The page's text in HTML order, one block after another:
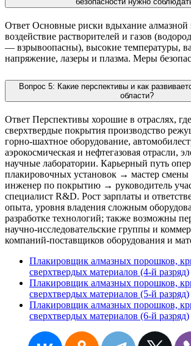
Ответ Основные риски вдыхание
воздействие растворителей и газов
— взрывоопасны), высокие температуры,
напряжение, лазеры и плазма. Меры
Вопрос 5: Какие перспективы и как
области?
Ответ Перспективы хорошие в отраслях,
сверхтвердые покрытия производство
горно‑шахтное оборудование,
аэрокосмическая и нефтегазовая отрасли,
научные лаборатории. Карьерный путь
плакировочных установок → мастер
инженер по покрытию → руководитель
специалист R&D. Рост зарплаты и
опыта, уровня владения сложным
разработке технологий; также возможны
научно‑исследовательские группы и
компаний-поставщиков оборудования и
Плакировщик алмазных порошков,
сверхтвердых материалов (4-й разряд)
Плакировщик алмазных порошков,
сверхтвердых материалов (5-й разряд)
Плакировщик алмазных порошков,
сверхтвердых материалов (6-й разряд)